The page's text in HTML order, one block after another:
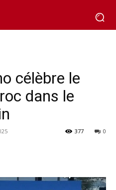
célèbre le
dans le
0
377